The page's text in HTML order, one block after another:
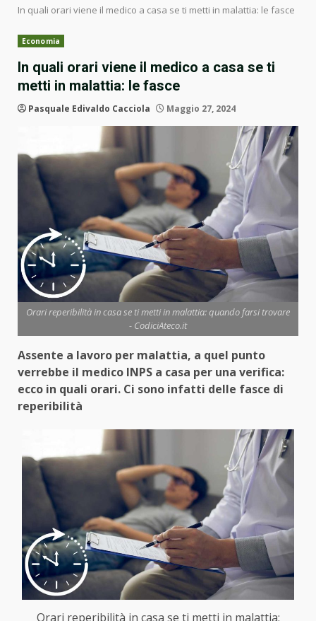
In quali orari viene il medico a casa se ti metti in malattia: le fasce
Economia
In quali orari viene il medico a casa se ti
metti in malattia: le fasce
Pasquale Edivaldo Cacciola Maggio 27, 2024
Orari reperibilità in casa se ti metti in malattia: quando farsi trovare
- CodiciAteco.it
Assente a lavoro per malattia, a quel punto
verrebbe il medico INPS a casa per una verifica:
ecco in quali orari. Ci sono infatti delle fasce di
reperibilità
Orari reperibilità in casa se ti metti in malattia: